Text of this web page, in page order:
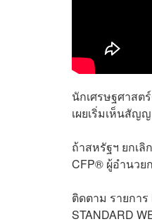
นักเศรษฐศาสต
เผยเริ่มเห็นสัญ
ถ้าสหรัฐฯ ยกเ
CFP® ผู้อำนวย
ติดตาม รายการ
STANDARD